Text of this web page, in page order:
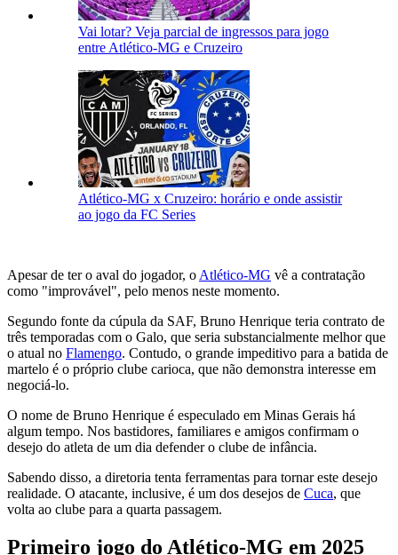
Vai lotar? Veja parcial de ingressos para jogo
entre Atlético-MG e Cruzeiro
Atlético-MG x Cruzeiro: horário e onde assistir
ao jogo da FC Series
Apesar de ter o aval do jogador, o Atlético-MG vê a contratação
como "improvável", pelo menos neste momento.
Segundo fonte da cúpula da SAF, Bruno Henrique teria contrato de
três temporadas com o Galo, que seria substancialmente melhor que
o atual no Flamengo. Contudo, o grande impeditivo para a batida de
martelo é o próprio clube carioca, que não demonstra interesse em
negociá-lo.
O nome de Bruno Henrique é especulado em Minas Gerais há
algum tempo. Nos bastidores, familiares e amigos confirmam o
desejo do atleta de um dia defender o clube de infância.
Sabendo disso, a diretoria tenta ferramentas para tornar este desejo
realidade. O atacante, inclusive, é um dos desejos de Cuca, que
volta ao clube para a quarta passagem.
Primeiro jogo do Atlético-MG em 2025